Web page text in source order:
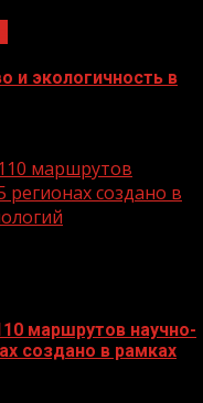
и экологичность в
маршрутов
регионах создано в
маршрутов научно-
создано в рамках